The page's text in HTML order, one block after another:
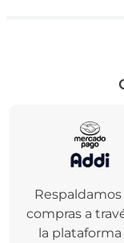
compras a
la plataforma